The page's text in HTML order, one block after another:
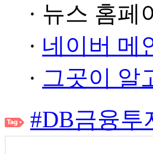
· 뉴스 홈페
· 네이버 메
· 그곳이 알
#DB금융투